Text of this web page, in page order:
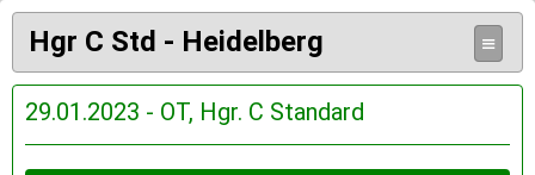
Hgr C Std - Heidelberg ≡
29.01.2023 - OT, Hgr. C Standard